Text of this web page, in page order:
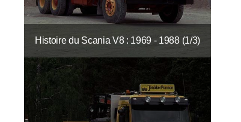
Histoire du Scania V8 : 1969 - 1988 (1/3)